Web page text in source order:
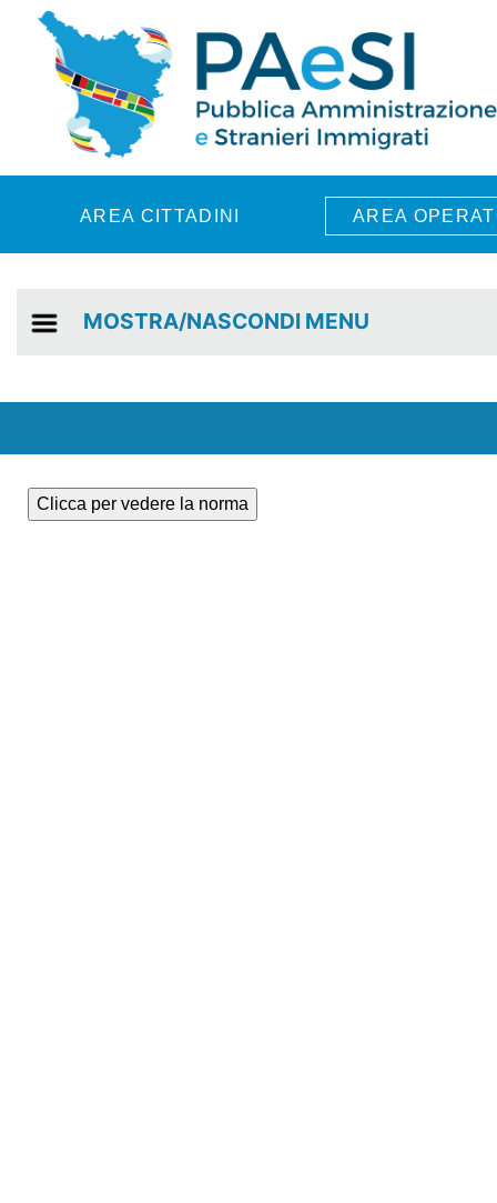
Skip to main content
AREA CITTADINI AREA
MOSTRA/NASCONDI MENU
Clicca per vedere la norma